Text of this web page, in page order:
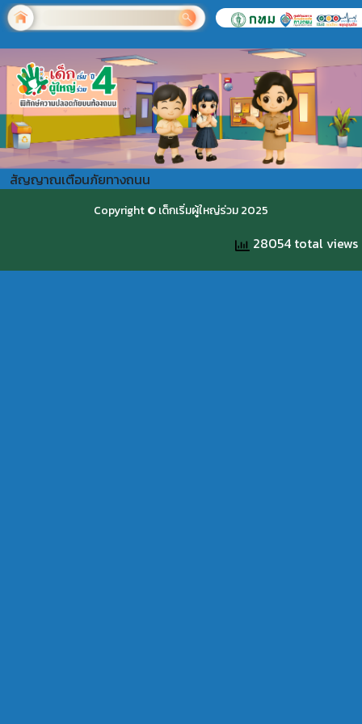
สัญญาณเตือนภัยทางถนน
Copyright © เด็กเริ่มผู้ใหญ่ร่วม 2025
28054 total views